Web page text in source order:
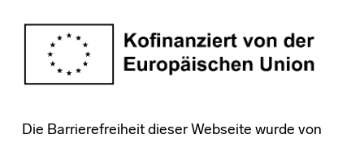
Die Barrierefreiheit dieser Webseite wurde von